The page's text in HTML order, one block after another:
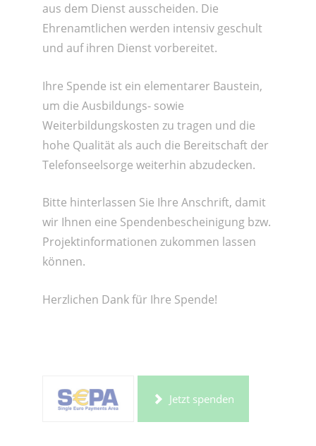
aus dem Dienst ausscheiden. Die
Ehrenamtlichen werden intensiv geschult
und auf ihren Dienst vorbereitet.
Ihre Spende ist ein elementarer Baustein,
um die Ausbildungs- sowie
Weiterbildungskosten zu tragen und die
hohe Qualität als auch die Bereitschaft der
Telefonseelsorge weiterhin abzudecken.
Bitte hinterlassen Sie Ihre Anschrift, damit
wir Ihnen eine Spendenbescheinigung bzw.
Projektinformationen zukommen lassen
können.
Herzlichen Dank für Ihre Spende!
Jetzt spenden